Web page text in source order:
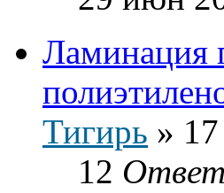
Ламинация
Тигирь »
12